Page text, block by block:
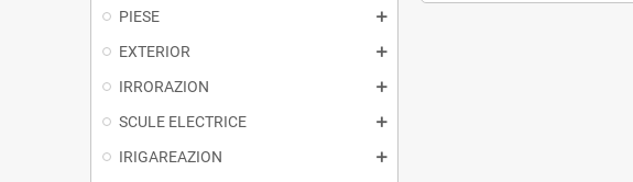
PIESE
EXTERIOR
IRRORAZION
SCULE ELECTRICE
IRIGAREAZION